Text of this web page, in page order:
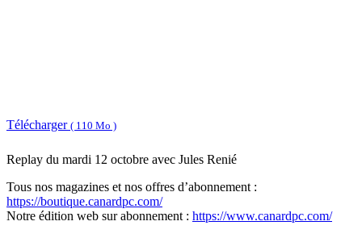
Télécharger ( 110 Mo )
Replay du mardi 12 octobre avec Jules Renié
Tous nos magazines et nos offres d’abonnement :
https://boutique.canardpc.com/
Notre édition web sur abonnement : https://www.canardpc.com/